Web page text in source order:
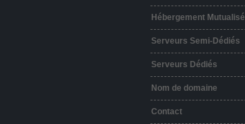
Hébergement Mutualisé
Serveurs Semi-Dédiés
Serveurs Dédiés
Nom de domaine
Contact